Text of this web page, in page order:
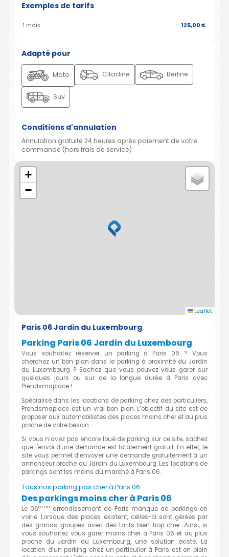
Exemples de tarifs
1 mois 125,00 €
Adapté pour
Moto Citadine Berline
Suv
Conditions d'annulation
Annulation gratuite 24 heures après paiement de votre
commande (hors frais de service)
+
−
Leaflet
Paris 06 Jardin du Luxembourg
Parking Paris 06 Jardin du Luxembourg
Vous souhaitez réserver un parking à Paris 06 ? Vous
cherchez un bon plan dans le parking à proximité du Jardin
du Luxembourg ? Sachez que vous pouvez vous garer sur
quelques jours ou sur de la longue durée à Paris avec
Prendsmaplace !
Spécialisé dans les locations de parking chez des particuliers,
Prendsmaplace est un vrai bon plan. L’objectif du site est de
proposer aux automobilistes des places moins cher et au plus
proche de votre besoin.
Si vous n’avez pas encore loué de parking sur ce site, sachez
que l'envoi d'une demande est totalement gratuit. En effet, le
site vous permet d’envoyer une demande gratuitement à un
annonceur proche du Jardin du Luxembourg. Les locations de
parkings sont les moins du marché à Paris 06.
Tous nos parking pas cher à Paris 06
Des parkings moins cher à Paris 06
Le 06eme arrondissement de Paris manque de parkings en
voirie. Lorsque des places existent, celles-ci sont gérées par
des grands groupes avec des tarifs bien trop cher. Ainsi, si
vous souhaitez vous garer moins cher à Paris 06 et au plus
proche du Jardin du Luxembourg, une solution existe. La
location d’un parking chez un particulier à Paris est en plein